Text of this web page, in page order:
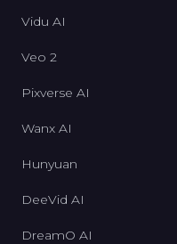
Vidu AI
Veo 2
Pixverse AI
Wanx AI
Hunyuan
DeeVid AI
DreamO AI